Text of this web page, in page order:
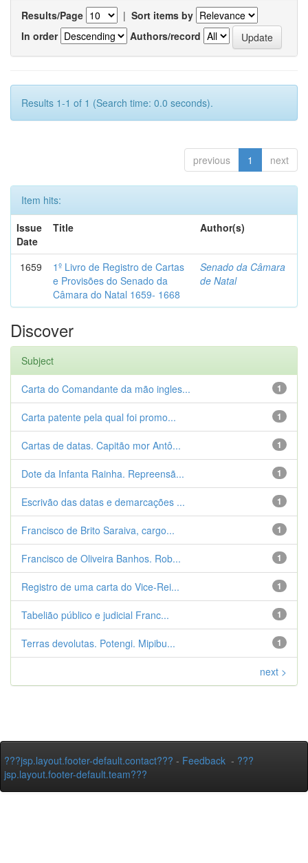
Results/Page | Sort items by
In order
Authors/record
Results 1-1 of 1 (Search time: 0.0 seconds).
previous 1 next
Item hits:
Issue
Date
Title Author(s)
1659
1º Livro de Registro de Cartas
e Provisões do Senado da
Câmara do Natal 1659- 1668
Senado da Câmara
de Natal
Discover
Subject
1
Carta do Comandante da mão ingles...
1
Carta patente pela qual foi promo...
1
Cartas de datas. Capitão mor Antô...
1
Dote da Infanta Rainha. Repreensã...
1
Escrivão das datas e demarcações ...
1
Francisco de Brito Saraiva, cargo...
1
Francisco de Oliveira Banhos. Rob...
1
Registro de uma carta do Vice-Rei...
1
Tabelião público e judicial Franc...
1
Terras devolutas. Potengi. Mipibu...
next >
???jsp.layout.footer-default.contact??? - Feedback - ???
jsp.layout.footer-default.team???